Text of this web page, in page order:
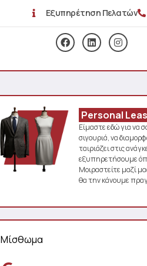
Εξυπηρέτηση Πελατών
Personal
Είμαστε εδώ για να
σιγουριά, να
ταιριάζει στις
εξυπηρετήσουμε
Μοιραστείτε μαζί
θα την κάνουμε
Μίσθωμα